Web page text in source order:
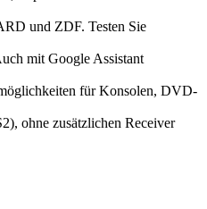
und ZDF. Testen Sie
mit Google Assistant
für Konsolen, DVD-
ohne zusätzlichen Receiver